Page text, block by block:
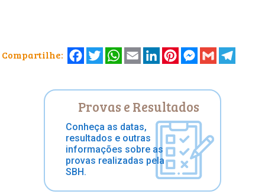
Compartilhe: FacebookTwitterWhatsApp
Email LinkedInPinterestMessenger
Gmail
Provas e Resultados
Conheça as datas,
resultados e outras
informações sobre as
provas realizadas pela
SBH.